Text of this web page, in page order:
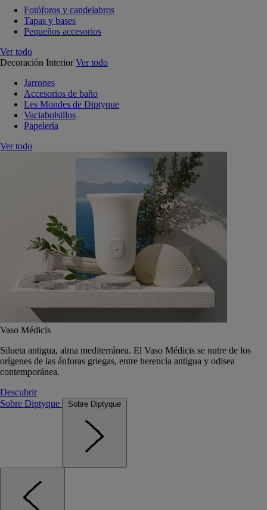
Fotóforos y candelabros
Tapas y bases
Pequeños accesorios
Ver todo
Decoración Interior Ver todo
Jarrones
Accesorios de baño
Les Mondes de Diptyque
Vaciabolsillos
Papelería
Ver todo
Vaso Médicis
Silueta antigua, alma mediterránea. El Vaso Médicis se nutre de los
orígenes de las ánforas griegas, entre herencia antigua y odisea
contemporánea.
Descubrir
Sobre Diptyque
Sobre Diptyque